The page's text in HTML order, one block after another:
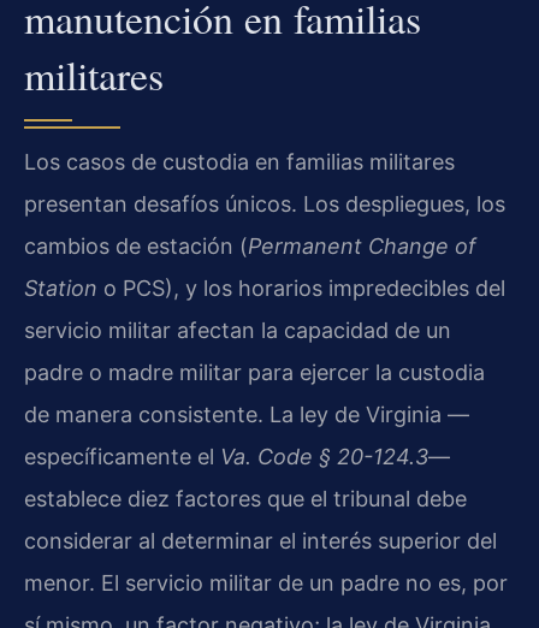
manutención en familias
militares
Los casos de custodia en familias militares
presentan desafíos únicos. Los despliegues, los
cambios de estación (Permanent Change of
Station o PCS), y los horarios impredecibles del
servicio militar afectan la capacidad de un
padre o madre militar para ejercer la custodia
de manera consistente. La ley de Virginia —
específicamente el Va. Code § 20-124.3—
establece diez factores que el tribunal debe
considerar al determinar el interés superior del
menor. El servicio militar de un padre no es, por